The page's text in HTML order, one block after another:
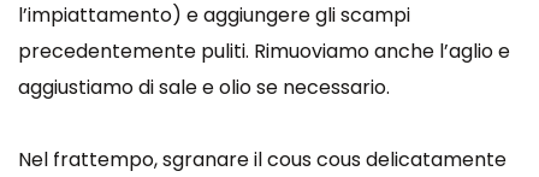
l’impiattamento) e aggiungere gli scampi
precedentemente puliti. Rimuoviamo anche l’aglio e
aggiustiamo di sale e olio se necessario.
Nel frattempo, sgranare il cous cous delicatamente